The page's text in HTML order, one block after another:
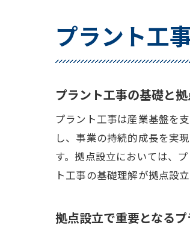
プラント工
プラント工事の基礎と
プラント工事は産業基盤を
し、事業の持続的成長を実
す。拠点設立においては、
ト工事の基礎理解が拠点設
拠点設立で重要となる